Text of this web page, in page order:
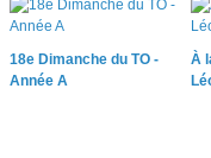
18e Dimanche du TO -
Année A
À